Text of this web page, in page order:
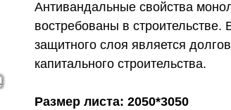
Антивандальные свойства
востребованы в
защитного слоя является
капитального строительства.
Размер листа: 2050*3050